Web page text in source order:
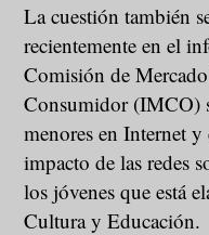
La cuestión también
recientemente en el
Comisión de
Consumidor (IMCO)
menores en Internet
impacto de las redes
los jóvenes que está
Cultura y Educación.